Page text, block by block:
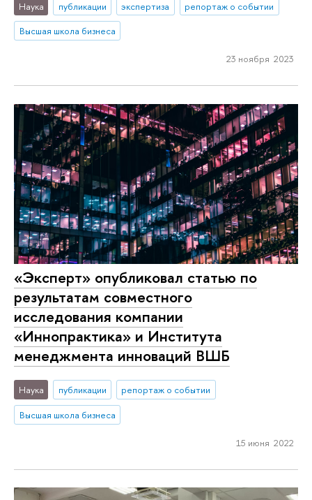
Наука публикации экспертиза
репортаж о событии
Высшая школа бизнеса
23 ноября 2023
«Эксперт» опубликовал статью по
результатам совместного
исследования компании
«Иннопрактика» и Института
менеджмента инноваций ВШБ
Наука публикации
репортаж о событии
Высшая школа бизнеса
15 июня 2022